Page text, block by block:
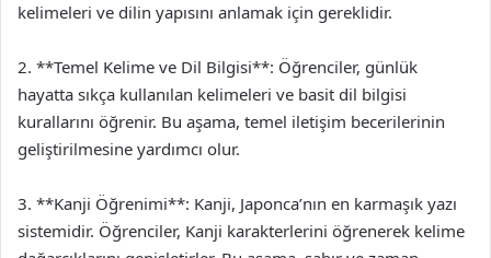
kelimeleri ve dilin yapısını anlamak için gereklidir.
2. **Temel Kelime ve Dil Bilgisi**: Öğrenciler, günlük
hayatta sıkça kullanılan kelimeleri ve basit dil bilgisi
kurallarını öğrenir. Bu aşama, temel iletişim becerilerinin
geliştirilmesine yardımcı olur.
3. **Kanji Öğrenimi**: Kanji, Japonca’nın en karmaşık yazı
sistemidir. Öğrenciler, Kanji karakterlerini öğrenerek kelime